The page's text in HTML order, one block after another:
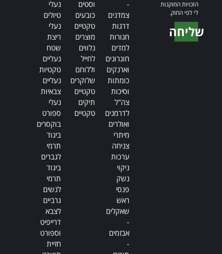
הזכויות המוקנות
לי לפי החוק.
שליחה
-
צמדנים
דרגות
חגורות
למדים
חוגרונים
וארנקים
כומתות
וסיכות
צה"ל
לדרמנים
ואולרים
מיתרי
צניחה
ערכות
ניקוי
נשק
פנסי
ראש
שאקלים
-
אבזמים
-
וסטים
כובעים
טקטיים
מוצרים
נלווים
לחייל
וללוחם
שלוקרים
טקטיים
תיקים
טקטיים
נעלי
טיולים
נעלי
ריצת
שטח
נעליים
טקטיות
נעליים
צבאיות
נעלי
ספורט
בוקסרים
ביגוד
תרמי
לגברים
ביגוד
תרמי
לנשים
גרביים
לצבא
דרייפיט
וספורט
חזיית